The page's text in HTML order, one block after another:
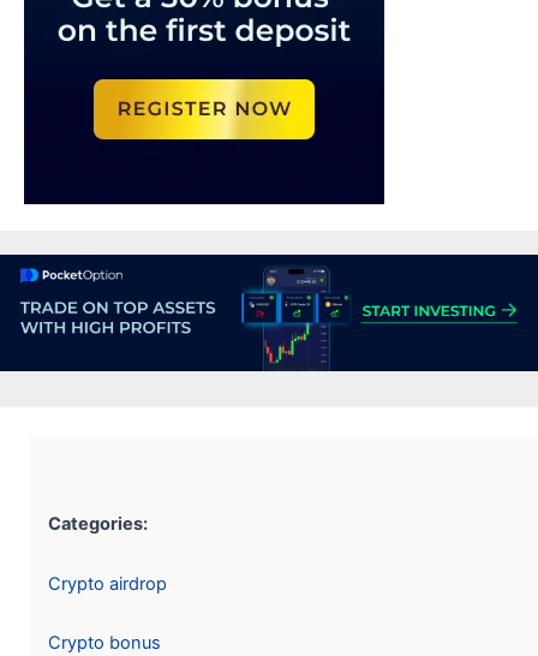
Categories:
Crypto airdrop
Crypto bonus